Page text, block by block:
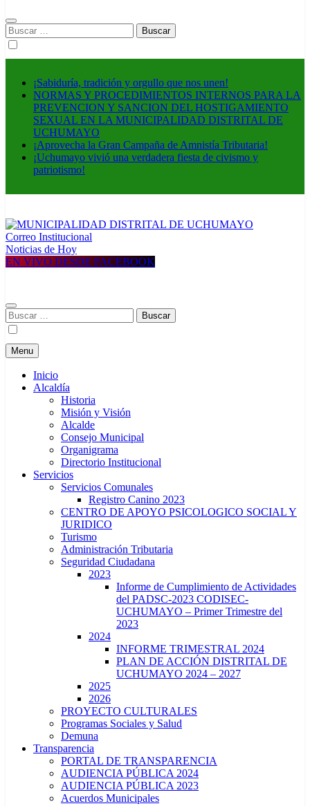
Buscar:
¡Sabiduría, tradición y orgullo que nos unen!
NORMAS Y PROCEDIMIENTOS INTERNOS PARA LA
PREVENCION Y SANCION DEL HOSTIGAMIENTO
SEXUAL EN LA MUNICIPALIDAD DISTRITAL DE
UCHUMAYO
¡Aprovecha la Gran Campaña de Amnistía Tributaria!
¡Uchumayo vivió una verdadera fiesta de civismo y
patriotismo!
MUNICIPALIDAD DISTRITAL DE UCHUMAYO
Construyendo una nueva Historia
Correo Institucional
Noticias de Hoy
EN VIVO DESDE FACEBOOK
Buscar:
Menu
Inicio
Alcaldía
Historia
Misión y Visión
Alcalde
Consejo Municipal
Organigrama
Directorio Institucional
Servicios
Servicios Comunales
Registro Canino 2023
CENTRO DE APOYO PSICOLOGICO SOCIAL Y
JURIDICO
Turismo
Administración Tributaria
Seguridad Ciudadana
2023
Informe de Cumplimiento de Actividades
del PADSC-2023 CODISEC-
UCHUMAYO – Primer Trimestre del
2023
2024
INFORME TRIMESTRAL 2024
PLAN DE ACCIÓN DISTRITAL DE
UCHUMAYO 2024 – 2027
2025
2026
PROYECTO CULTURALES
Programas Sociales y Salud
Demuna
Transparencia
PORTAL DE TRANSPARENCIA
AUDIENCIA PÚBLICA 2024
AUDIENCIA PÚBLICA 2023
Acuerdos Municipales